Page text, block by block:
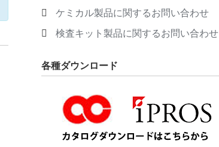
ケミカル製品に関するお問い合わせ
検査キット製品に関するお問い合わせ
各種ダウンロード